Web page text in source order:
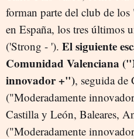
forman parte del club de
en España, los tres últimos
('Strong - '). El siguiente
Comunidad Valenciana
innovador +"), seguida
("Moderadamente
Castilla y León, Baleares,
("Moderadamente